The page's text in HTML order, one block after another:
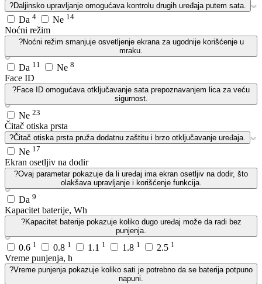
?Daljinsko upravljanje omogućava kontrolu drugih uređaja putem sata.
Da 4 Ne 14
Noćni režim
?Noćni režim smanjuje osvetljenje ekrana za ugodnije korišćenje u
mraku.
Da 11 Ne 8
Face ID
?Face ID omogućava otključavanje sata prepoznavanjem lica za veću
sigurnost.
Ne 23
Čitač otiska prsta
?Čitač otiska prsta pruža dodatnu zaštitu i brzo otključavanje uređaja.
Ne 17
Ekran osetljiv na dodir
?Ovaj parametar pokazuje da li uređaj ima ekran osetljiv na dodir, što
olakšava upravljanje i korišćenje funkcija.
Da 9
Kapacitet baterije, Wh
?Kapacitet baterije pokazuje koliko dugo uređaj može da radi bez
punjenja.
0.6 1 0.8 1 1.1 1 1.8 1 2.5 1
Vreme punjenja, h
?Vreme punjenja pokazuje koliko sati je potrebno da se baterija potpuno
napuni.